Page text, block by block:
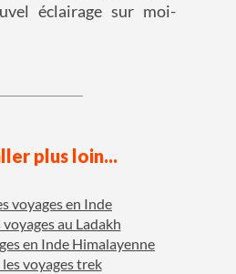
éclairage sur moi-
plus loin...
voyages en Inde
au Ladakh
en Inde Himalayenne
voyages trek